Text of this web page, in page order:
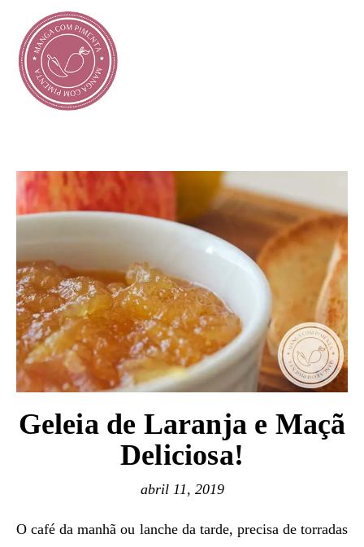
Geleia de Laranja e Maçã
Deliciosa!
abril 11, 2019
O café da manhã ou lanche da tarde, precisa de torradas